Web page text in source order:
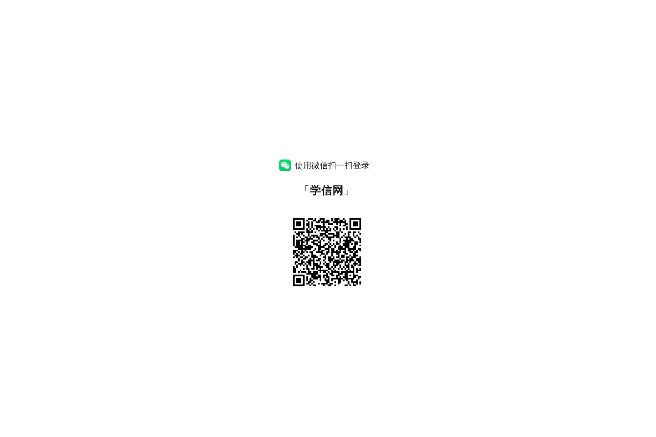
使用微信扫一扫登录
「学信网 」